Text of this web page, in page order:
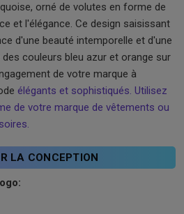
orné de volutes en forme de
et l'élégance. Ce design saisissant
d'une beauté intemporelle et d'une
couleurs bleu azur et orange sur
de votre marque à
élégants et sophistiqués. Utilisez
de votre marque de vêtements ou
LA CONCEPTION